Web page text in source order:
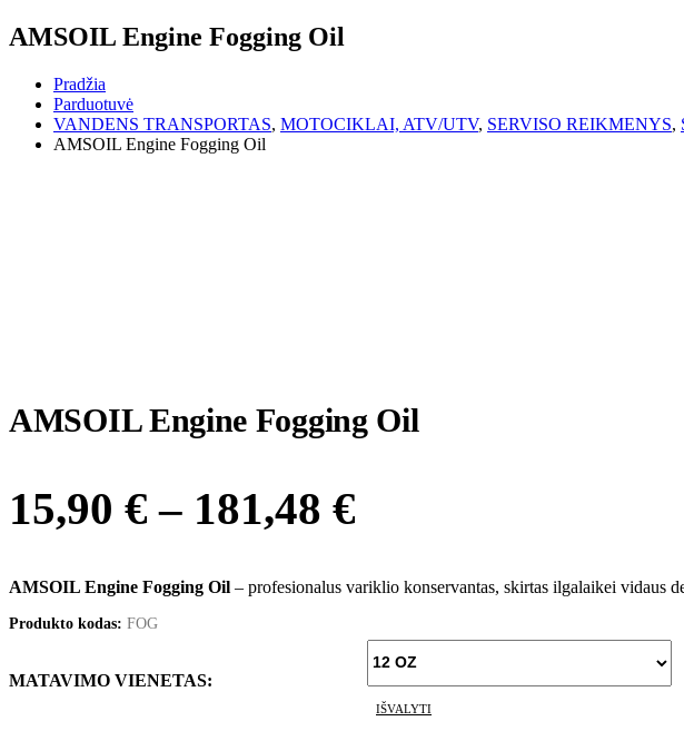
AMSOIL Engine Fogging Oil
Pradžia
Parduotuvė
VANDENS TRANSPORTAS, MOTOCIKLAI, ATV/UTV, SERVISO REIKMENYS,
AMSOIL Engine Fogging Oil
AMSOIL Engine Fogging Oil
15,90 € – 181,48 €
15,90 €
through
181,48 €
AMSOIL Engine Fogging Oil – profesionalus variklio konservantas, skirtas ilgalaikei vidaus
Produkto kodas: FOG
MATAVIMO VIENETAS
IŠVALYTI